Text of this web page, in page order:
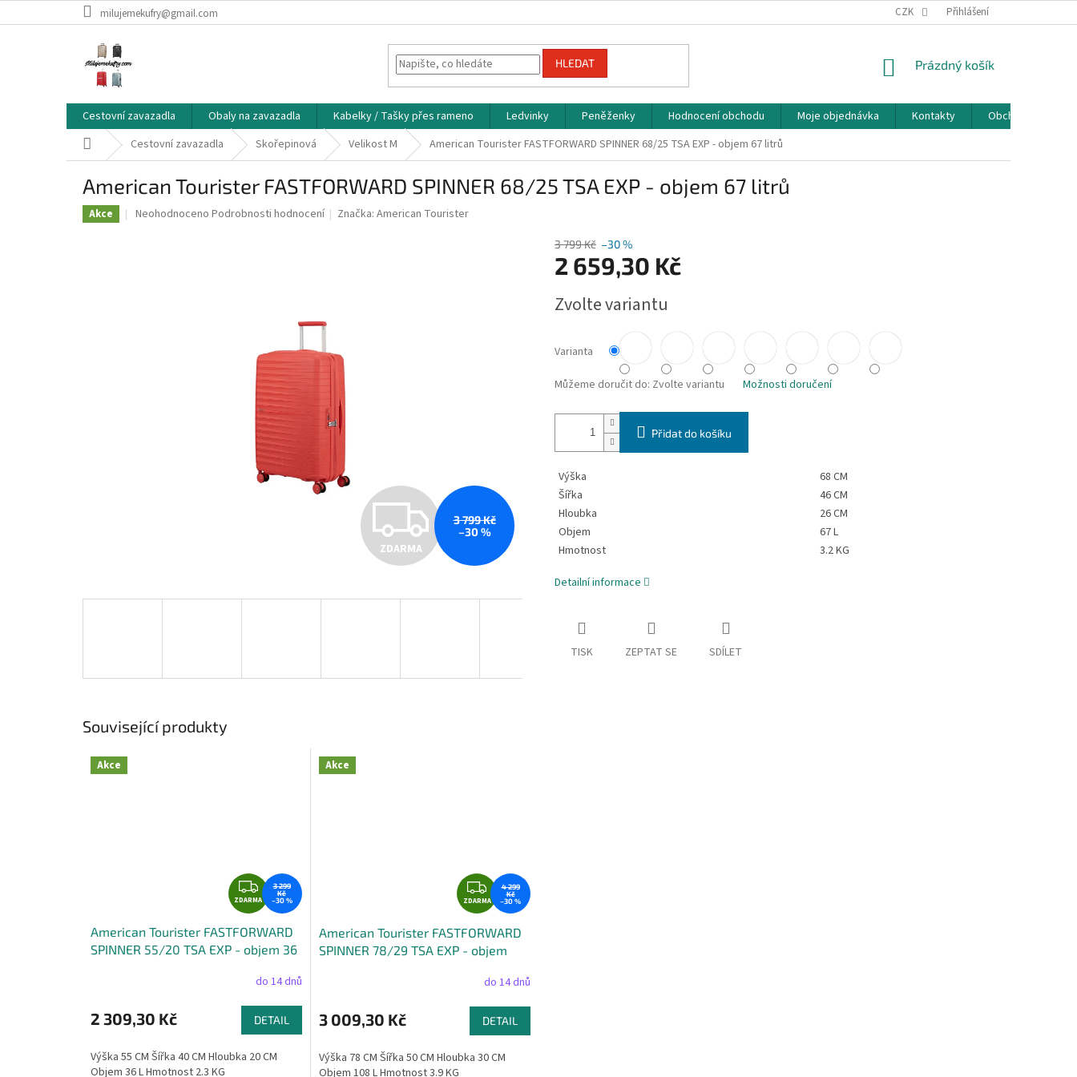
na
milujemekufry@gmail.com CZK Přihlášení
HLEDAT
NÁKUPNÍ
Prázdný košík
Cestovní zavazadla Obaly na zavazadla Kabelky / Tašky přes rameno Ledvinky Peněženky Hodnocení obchodu Moje objednávka Kontakty
Obchodní
Domů Cestovní zavazadla Skořepinová Velikost M American Tourister FASTFORWARD SPINNER 68/25 TSA EXP - objem 67 litrů
American Tourister FASTFORWARD SPINNER 68/25 TSA EXP - objem 67 litrů
Akce
Průměrné
Neohodnoceno Podrobnosti hodnocení Značka:American Tourister
Z
D
R
ZDARMA
3 799 Kč
–30 %
3 799 Kč –30 %
2 659,30 Kč
cena:
Zvolte variantu
Varianta
Můžeme doručit do: Zvolte variantu Možnosti doručení
Přidat do košíku
Výška
68 CM
Šířka
46 CM
Hloubka
26 CM
Objem
67 L
Hmotnost
3.2 KG
Detailní informace
TISK ZEPTAT SE SDÍLET
Související produkty
Akce
Z
D
A
R
M
A
ZDARMA
3 299
Kč
–30 %
American Tourister FASTFORWARD
SPINNER 55/20 TSA EXP - objem 36
do 14 dnů
2 309,30 Kč DETAIL
Výška 55 CM Šířka 40 CM Hloubka 20 CM
Objem 36 L Hmotnost 2.3 KG
Akce
Z
D
A
R
M
A
ZDARMA
4 299
Kč
–30 %
American Tourister FASTFORWARD
SPINNER 78/29 TSA EXP - objem
do 14 dnů
3 009,30 Kč DETAIL
Výška 78 CM Šířka 50 CM Hloubka 30 CM
Objem 108 L Hmotnost 3.9 KG